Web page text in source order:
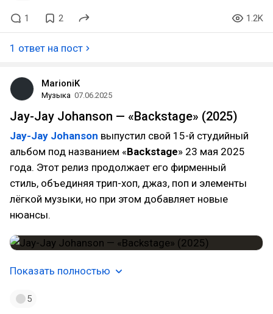
1 2 1.2K
1 ответ на пост
MarioniK
Музыка 07.06.2025
Jay-Jay Johanson — «Backstage» (2025)
Jay-Jay Johanson выпустил свой 15-й студийный
альбом под названием «Backstage» 23 мая 2025
года. Этот релиз продолжает его фирменный
стиль, объединяя трип-хоп, джаз, поп и элементы
лёгкой музыки, но при этом добавляет новые
нюансы.
Показать полностью
5